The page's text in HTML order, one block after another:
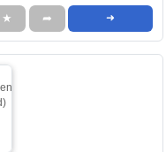
★ ➦ ➜